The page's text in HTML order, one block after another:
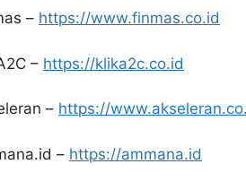
– https://www.finmas.co.id
– https://klika2c.co.id
– https://
– https://ammana.id